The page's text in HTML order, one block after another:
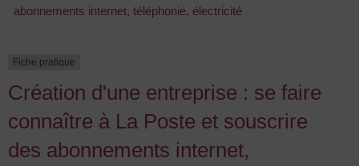
abonnements internet, téléphonie, électricité
Fiche pratique
Création d'une entreprise : se faire
connaître à La Poste et souscrire
des abonnements internet,